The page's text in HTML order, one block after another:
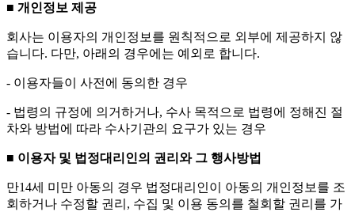
■ 개인정보 제공
회사는 이용자의 개인정보를 원칙적으로 외부에 제공하지 않
습니다. 다만, 아래의 경우에는 예외로 합니다.
- 이용자들이 사전에 동의한 경우
- 법령의 규정에 의거하거나, 수사 목적으로 법령에 정해진 절
차와 방법에 따라 수사기관의 요구가 있는 경우
■ 이용자 및 법정대리인의 권리와 그 행사방법
만14세 미만 아동의 경우 법정대리인이 아동의 개인정보를 조
회하거나 수정할 권리, 수집 및 이용 동의를 철회할 권리를 가